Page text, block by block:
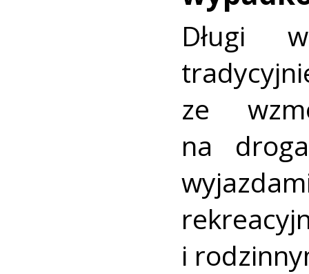
Długi
ze
na
i